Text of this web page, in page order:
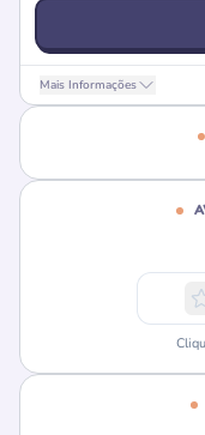
Mais Informações